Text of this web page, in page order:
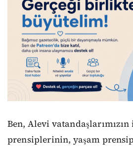
Ben, Alevi vatandaşlarımızın
prensiplerinin, yaşam